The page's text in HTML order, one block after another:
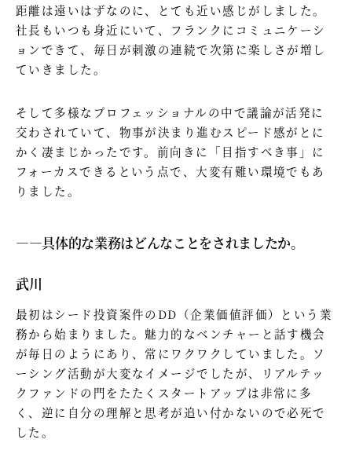
距離は遠いはずなのに、とても近い感じがしました。
社長もいつも身近にいて、フランクにコミュニケーシ
ョンできて、毎日が刺激の連続で次第に楽しさが増し
ていきました。
そして多様なプロフェッショナルの中で議論が活発に
交わされていて、物事が決まり進むスピード感がとに
かく凄まじかったです。前向きに「目指すべき事」に
フォーカスできるという点で、大変有難い環境でもあ
りました。
—―具体的な業務はどんなことをされましたか。
武川
最初はシード投資案件のDD（企業価値評価）という業
務から始まりました。魅力的なベンチャーと話す機会
が毎日のようにあり、常にワクワクしていました。ソ
ーシング活動が大変なイメージでしたが、リアルテッ
クファンドの門をたたくスタートアップは非常に多
く、逆に自分の理解と思考が追い付かないので必死で
した。